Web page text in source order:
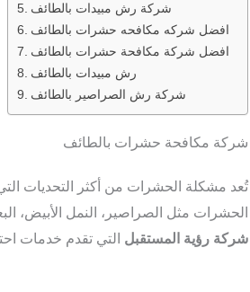
شركة رش مبيدات بالطائف
افضل شركه مكافحه حشرات بالطائف
افضل شركة مكافحة حشرات بالطائف
رش مبيدات بالطائف
شركة رش الصراصير بالطائف
شركة مكافحة حشرات بالطائف
تُعد مشكلة الحشرات من أكثر التحديات
الحشرات مثل الصراصير، النمل الأبيض،
شركة رؤية المستقبل التي تقدم خدمات